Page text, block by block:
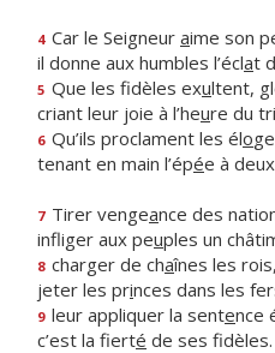
4 Car le Seigneur aime son
il donne aux humbles l’éclat
5 Que les fidèles exultent,
criant leur joie à l’heure du
6 Qu’ils proclament les élo
tenant en main l’épée à
7 Tirer vengeance des
infliger aux peuples un
8 charger de chaînes les rois,
jeter les princes dans les
9 leur appliquer la sentence
c’est la fierté de ses fidèles.